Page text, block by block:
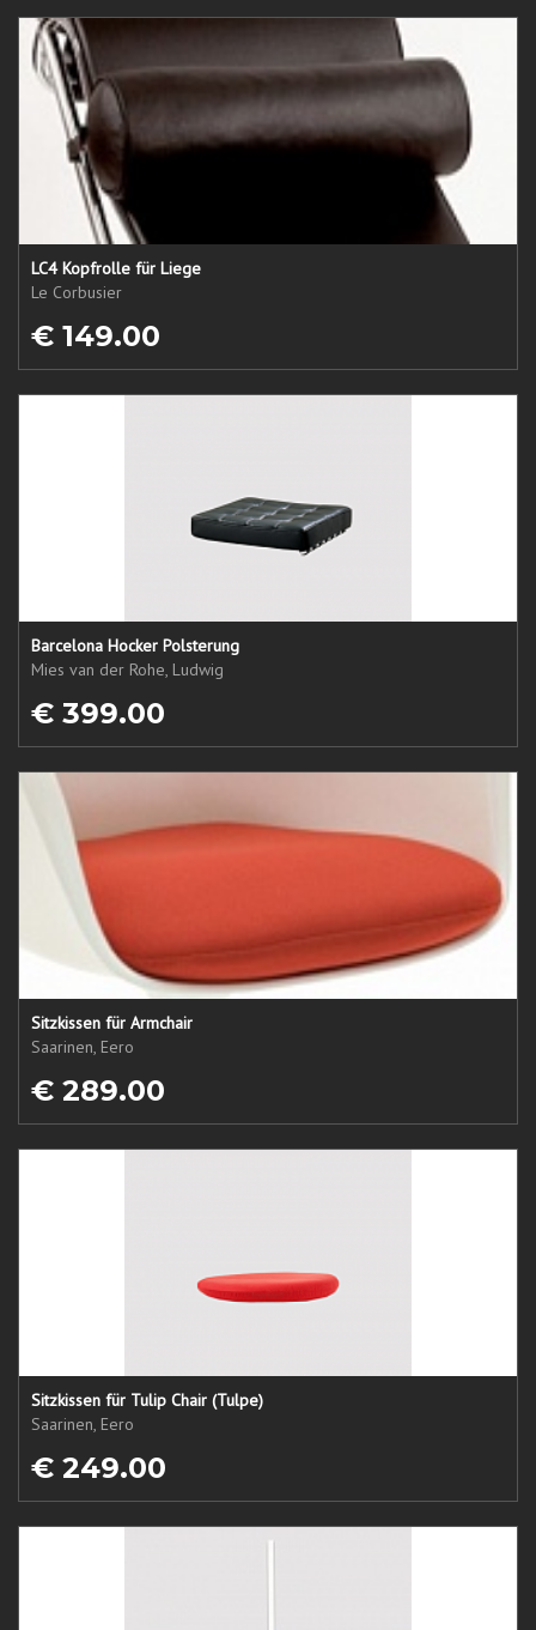
LC4 Kopfrolle für Liege
Le Corbusier
€ 149.00
Barcelona Hocker Polsterung
Mies van der Rohe, Ludwig
€ 399.00
Sitzkissen für Armchair
Saarinen, Eero
€ 289.00
Sitzkissen für Tulip Chair (Tulpe)
Saarinen, Eero
€ 249.00